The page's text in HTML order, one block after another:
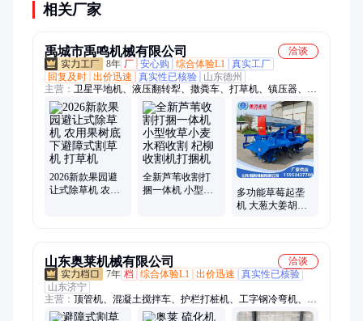
相关厂家
禹城市禹鸣机械有限公司
洽谈
8年 厂 安心购 综合体验L1 真实工厂
回复及时 出价迅速 真实性已核验
山东德州
主营： 卫星平地机、液压翻转犁、撒粪车、打草机、镇压器、割
草压扁机、激光平地机、土豆播种机、施肥机、圆盘耙、筑埂
机、除草机、红薯收获机、打捆机、搂草机、精播机、起垄覆膜
机、中耕机、灭茬机、起垄犁、玉米播种机、圆盘犁、秸秆还田
机、割晒机
2026新款果园避
让式除草机 农用
全新芦苇收割打
捆一体机 小型牧
多功能草莓起垄
机 大葱大姜胡萝
山东奥莱机械有限公司
洽谈
7年 档 综合体验L1 出价迅速
真实性已核验
山东济宁
主营： 顶管机、混凝土搅拌车、护栏打桩机、工字钢冷弯机、自
动上料搅拌车、螺旋筋成形机、钢筋焊网机、等离子切割机、挖